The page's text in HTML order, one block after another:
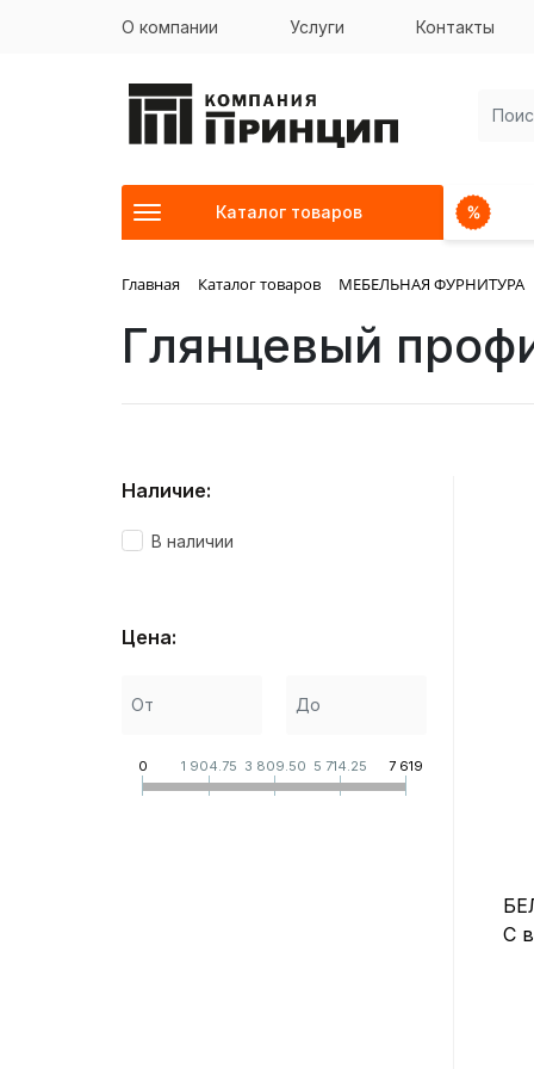
О компании Услуги Контакты
Каталог товаров
Главная Каталог товаров МЕБЕЛЬНАЯ ФУРНИТУРА
Глянцевый
Наличие:
В наличии
Цена:
0 1 904.75 3 809.50 5 714.25 7 619
С